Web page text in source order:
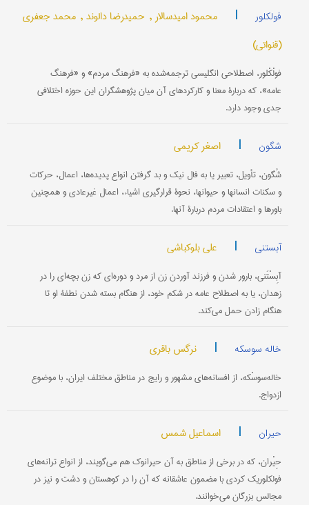
فولکلور | محمود امیدسالار , حمیدرضا دالوند , محمد جعفری
(قنواتی)
فولْکْلور، اصطلاحی انگلیسی ترجمه‌شده به «فرهنگ مردم» و «فرهنگ
عامه»، که دربارۀ معنا و کارکردهای آن میان پژوهشگران این حوزه اختلافی
جدی وجود دارد.
شگون | اصغر کریمی
شُگون، تأویل، تعبیر یا به فال نیک و بد گرفتن انواع پدیده‌ها، اعمال، حرکات
و سکنات انسانها و حیوانها، نحوۀ قرارگیری اشیاء، اعمال غیرعادی و همچنین
باورها و اعتقادات مردم دربارۀ آنها.
آبستنی | علی بلوکباشی
آبِسْتَنی، بارور شدن و فرزند آوردن زن از مرد و دوره‌ای که زن بچه‌ای را در
زهدان، یا به اصطلاح عامه در شکم خود، از هنگام بسته شدن نطفۀ او تا
هنگام زادن حمل می‌کند.
خاله سوسکه | نرگس باقری
خاله‌سوسْکه، از افسانه‌های مشهور و رایج در مناطق مختلف ایران، با موضوع
ازدواج.
حیران | اسماعیل شمس
حِیْران، که در برخی از مناطق به آن حیرانوک هم می‌گویند، از انواع ترانه‌های
فولکلوریک کردی با مضمون عاشقانه که آن را در کوهستان و دشت و نیز در
مجالس بزرگان می‌خوانند.